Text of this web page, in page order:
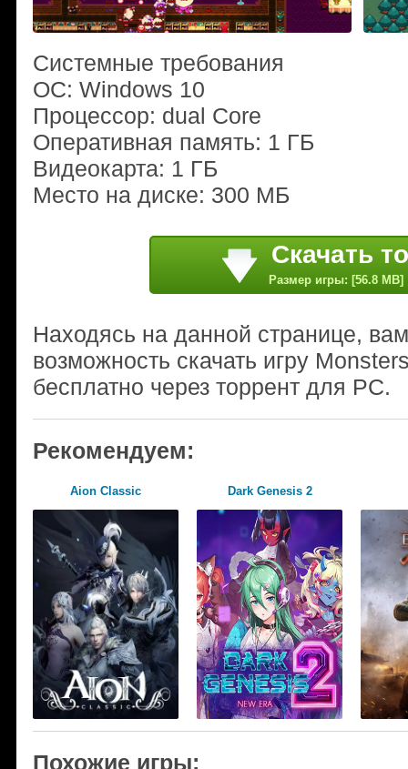
Системные требования
ОС: Windows 10
Процессор: dual Core
Оперативная память: 1 ГБ
Видеокарта: 1 ГБ
Место на диске: 300 МБ
Скачать
Размер игры: [56.8 MB]
Находясь на данной странице,
возможность скачать игру
бесплатно через торрент для PC.
Рекомендуем:
Aion Classic Dark Genesis 2
Похожие игры: